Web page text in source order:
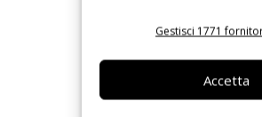
Gestisci 1771
Accetta